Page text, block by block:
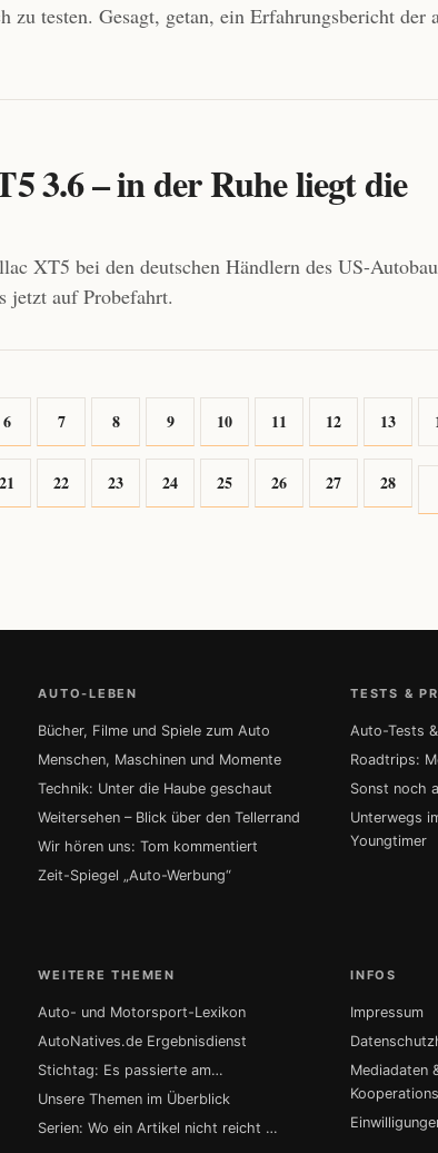
zu testen. Gesagt, getan, ein Erfahrungsbericht der
3.6 – in der Ruhe liegt die
XT5 bei den deutschen Händlern des US-
jetzt auf Probefahrt.
6 7 8 9 10 11 12 13
21 22 23 24 25 26 27 28
AUTO-LEBEN
Bücher, Filme und Spiele zum Auto
Menschen, Maschinen und Momente
Technik: Unter die Haube geschaut
Weitersehen – Blick über den Tellerrand
Wir hören uns: Tom kommentiert
Zeit-Spiegel „Auto-Werbung“
TESTS &
Auto-Tests
Roadtrips:
Sonst noch
Unterwegs
Youngtimer
WEITERE THEMEN
Auto- und Motorsport-Lexikon
AutoNatives.de Ergebnisdienst
Stichtag: Es passierte am…
Unsere Themen im Überblick
Serien: Wo ein Artikel nicht reicht …
INFOS
Impressum
Mediadaten